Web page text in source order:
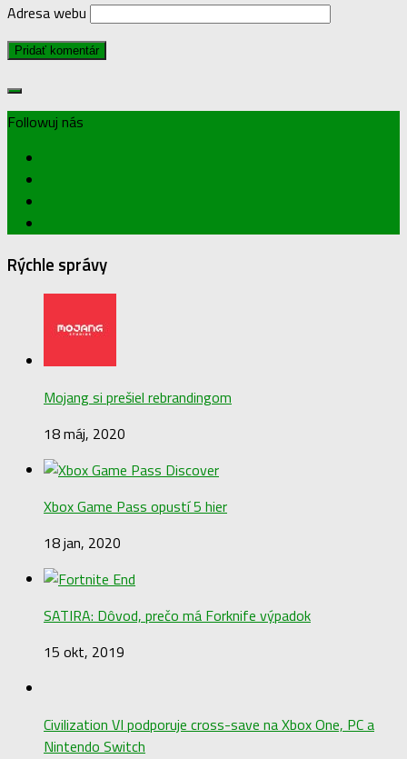
Adresa webu
Followuj nás
Rýchle správy
Mojang si prešiel rebrandingom
18 máj, 2020
Xbox Game Pass opustí 5 hier
18 jan, 2020
SATIRA: Dôvod, prečo má Forknife výpadok
15 okt, 2019
Civilization VI podporuje cross-save na Xbox One, PC a
Nintendo Switch